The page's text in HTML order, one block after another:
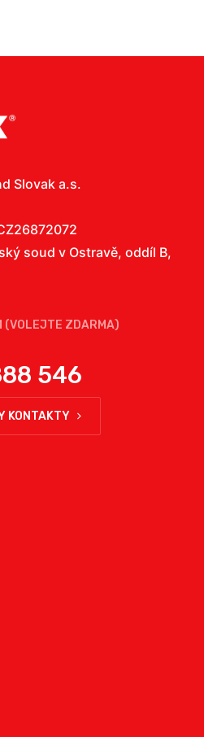
Slovak a.s.
soud v Ostravě, oddíl B,
(VOLEJTE ZDARMA)
546
KONTAKTY